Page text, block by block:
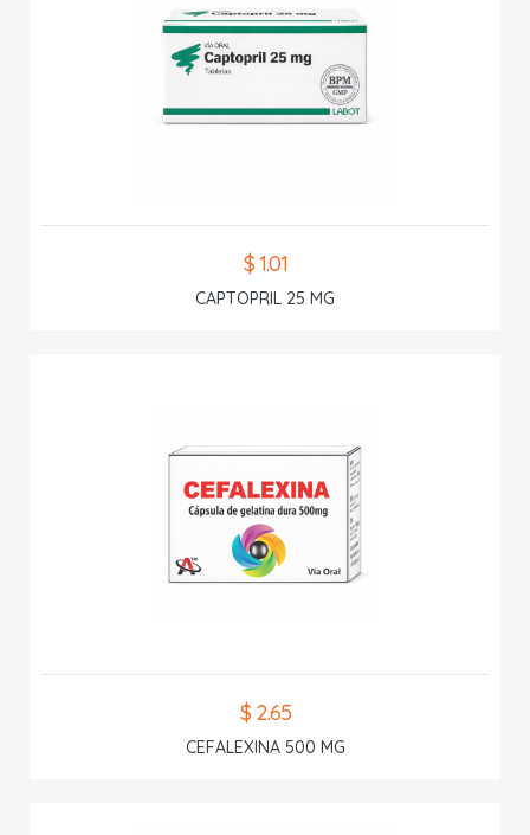
$ 1.01
CAPTOPRIL 25 MG
$ 2.65
CEFALEXINA 500 MG